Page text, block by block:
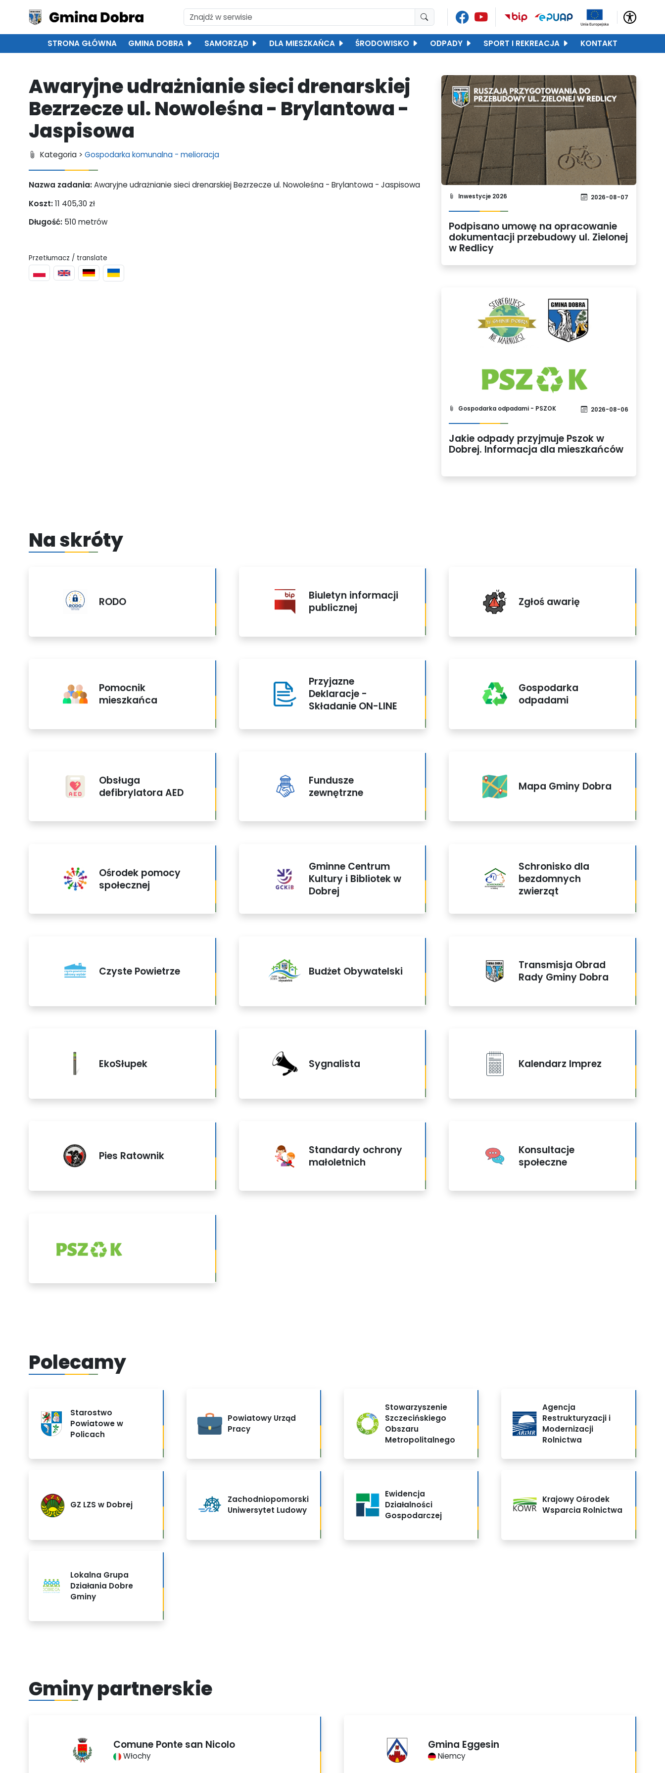
STRONA GŁÓWNA GMINA DOBRA SAMORZĄD DLA MIESZKAŃCA ŚRODOWISKO ODPADY SPORT I REKREACJA KONTAKT
Awaryjne udrażnianie sieci drenarskiej
Bezrzecze ul. Nowoleśna - Brylantowa -
Jaspisowa
Kategoria >Gospodarka komunalna - melioracja
Nazwa zadania:Awaryjne udrażnianie sieci drenarskiej Bezrzecze ul. Nowoleśna - Brylantowa - Jaspisowa
Koszt:11 405,30 zł
Długość: 510 metrów
Przetłumacz / translate
Inwestycje 2026 2026-08-07
Podpisano umowę na opracowanie
dokumentacji przebudowy ul. Zielonej
w Redlicy
Gospodarka odpadami - PSZOK 2026-08-06
Jakie odpady przyjmuje Pszok w
Dobrej. Informacja dla mieszkańców
Na skróty
RODO
Biuletyn informacji
publicznej
Zgłoś awarię
Pomocnik
mieszkańca
Przyjazne
Deklaracje -
Składanie ON-LINE
Gospodarka
odpadami
Obsługa
defibrylatora AED
Fundusze
zewnętrzne
Mapa Gminy Dobra
Ośrodek pomocy
społecznej
Gminne Centrum
Kultury i Bibliotek w
Dobrej
Schronisko dla
bezdomnych
zwierząt
Czyste Powietrze Budżet Obywatelski
Transmisja Obrad
Rady Gminy Dobra
EkoSłupek Sygnalista Kalendarz Imprez
Pies Ratownik
Standardy ochrony
małoletnich
Konsultacje
społeczne
PSZOK
Polecamy
Starostwo
Powiatowe w
Policach
Powiatowy Urząd
Pracy
Stowarzyszenie
Szczecińskiego
Obszaru
Metropolitalnego
Agencja
Restrukturyzacji i
Modernizacji
Rolnictwa
GZ LZS w Dobrej
Zachodniopomorski
Uniwersytet Ludowy
Ewidencja
Działalności
Gospodarczej
Krajowy Ośrodek
Wsparcia Rolnictwa
Lokalna Grupa
Działania Dobre
Gminy
Gminy partnerskie
Comune Ponte san Nicolo
Włochy
Gmina Eggesin
Niemcy